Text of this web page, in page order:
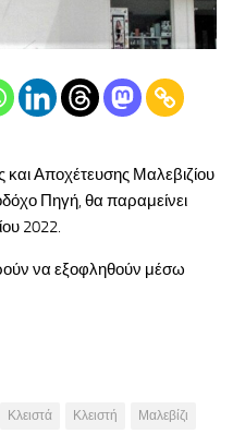
Αποχέτευσης Μαλεβιζίου
Πηγή, θα παραμείνει
2022.
να εξοφληθούν μέσω
Κλειστά Κλειστή Μαλεβίζι